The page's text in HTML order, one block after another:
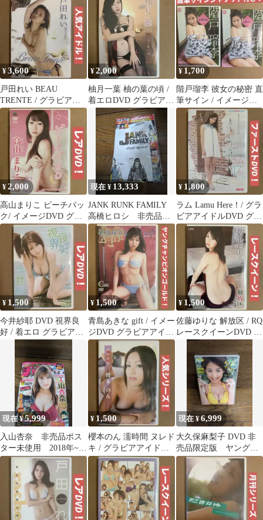
DVD
¥3,600
戸田れい BEAU
TRENTE / グラビアア
イドルDVD イメージ
DVD
¥2,000
柚月一葉 柚の葉の頃 /
着エロDVD グラビアア
イドルDVD イメージ
¥ 1,700
階戸瑠李 彼女の秘密 直
筆サイン / イメージ
DVD グラビアアイドル
DVD
¥2,000
高山まりこ ピーチバッ
ク/ イメージDVD グラ
ビアアイドルDVD 着エ
ロDVD
現在 ¥ 13,333
JANK RUNK FAMILY
高橋ヒロシ 非売品ポ
スター 未開封 入手困
¥ 1,800
ラム Lamu Here！/ グラ
ビアアイドルDVD グラ
ドル イメージDVD
¥ 1,500
今井紗耶 DVD 視界良
好 / 着エロ グラビアア
DVD
¥ 1,500
青島あきな gift / イメー
ジDVD グラビアアイド
ルDVD 着エロDVD
¥ 1,500
佐藤ゆりな 解放区 / RQ
レースクイーンDVD グ
ラビアアイドルDVD
現在 ¥5,999
入山杏奈 非売品ポス
ター未使用 2018年~
AKB48 非売品付録 激
レア
¥ 1,500
櫻本のん 濡時間 ヌレド
キ / グラビアアイドル
DVD 着エロ イメージ
DVD
現在 ¥6,999
大久保麻梨子 DVD 非
売品限定版 ヤングチ
ャンピオン未開封品